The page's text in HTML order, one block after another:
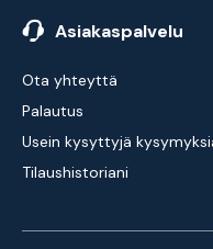
Asiakaspalvelu
Ota yhteyttä
Palautus
Usein kysyttyjä
Tilaushistoriani